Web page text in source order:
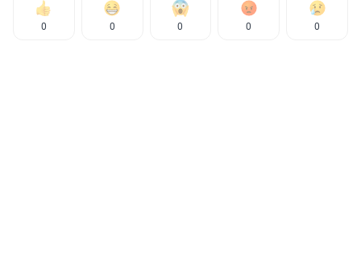
0 0 0 0 0